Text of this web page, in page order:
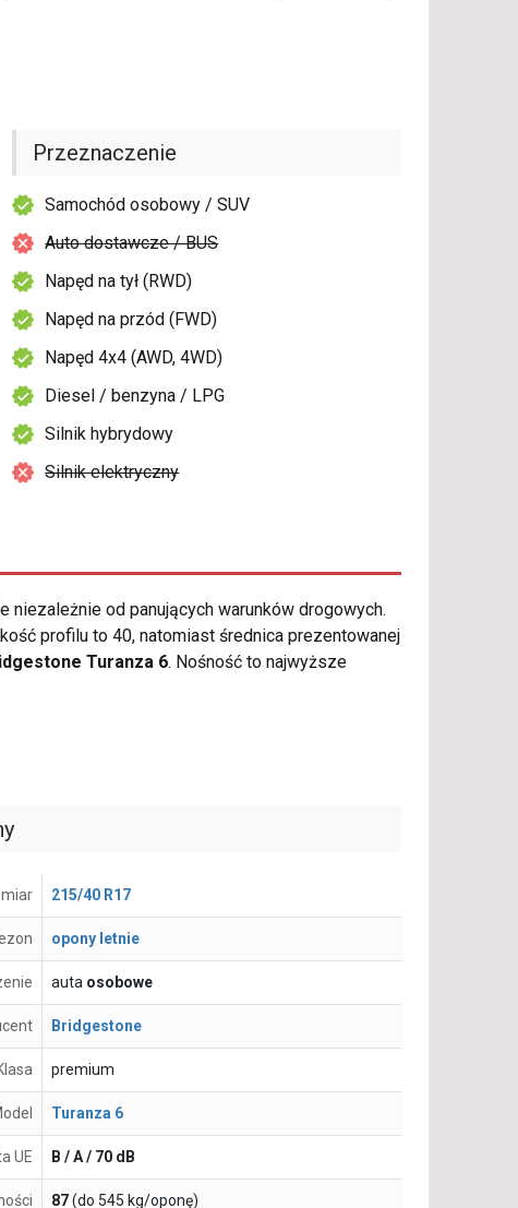
Przeznaczenie
Samochód osobowy / SUV
Auto dostawcze / BUS
Napęd na tył (RWD)
Napęd na przód (FWD)
Napęd 4x4 (AWD, 4WD)
Diesel / benzyna / LPG
Silnik hybrydowy
Silnik elektryczny
od panujących warunków drogowych.
profilu to 40, natomiast średnica prezentowanej
Turanza 6. Nośność to najwyższe
215/40 R17
opony letnie
auta osobowe
Bridgestone
premium
Turanza 6
UE B / A / 70 dB
87(do 545 kg/oponę)